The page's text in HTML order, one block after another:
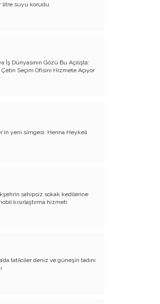
mi teslim
misiniz?
sevmeyen Turizm
Özgür basın
yalnız değildir!..''
yaya yolunu
fiyatına Şeker
CHP
ve Vergi Kaçakçılığı
köylü çocuğu Böcek…
yönetenlerin
litre suyu korudu
İş Dünyasının Gözü Bu Açılışta:
Çetin Seçim Ofisini Hizmete Açıyor
yeni simgesi: Henna Heykeli
sahipsiz sokak kedilerine
kısırlaştırma hizmeti
tatilciler deniz ve güneşin tadını